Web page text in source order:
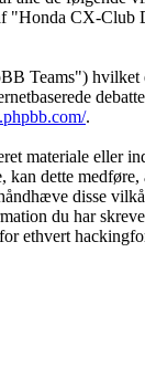
"Honda CX-
Teams") hvilket
.
materiale eller
dette
disse
du har